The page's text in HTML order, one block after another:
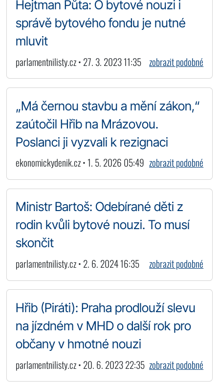
Hejtman Půta: O bytové nouzi i
správě bytového fondu je nutné
mluvit
parlamentnilisty.cz • 27. 3. 2023 11:35 zobrazit podobné
„Má černou stavbu a mění zákon,“
zaútočil Hřib na Mrázovou.
Poslanci ji vyzvali k rezignaci
ekonomickydenik.cz • 1. 5. 2026 05:49 zobrazit podobné
Ministr Bartoš: Odebírané děti z
rodin kvůli bytové nouzi. To musí
skončit
parlamentnilisty.cz • 2. 6. 2024 16:35 zobrazit podobné
Hřib (Piráti): Praha prodlouží slevu
na jízdném v MHD o další rok pro
občany v hmotné nouzi
parlamentnilisty.cz • 20. 6. 2023 22:35 zobrazit podobné